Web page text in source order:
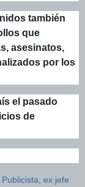
también
que
asesinatos,
por los
el pasado
de
ex jefe